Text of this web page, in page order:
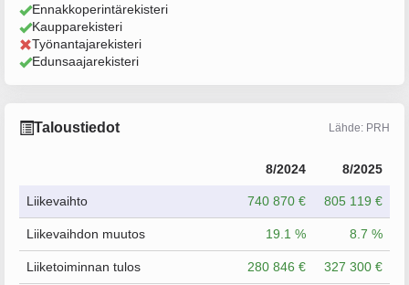
Ennakkoperintärekisteri
Kaupparekisteri
Työnantajarekisteri
Edunsaajarekisteri
Taloustiedot Lähde: PRH
8/2024 8/2025
Liikevaihto 740 870 € 805 119 €
Liikevaihdon muutos 19.1 % 8.7 %
Liiketoiminnan tulos 280 846 € 327 300 €